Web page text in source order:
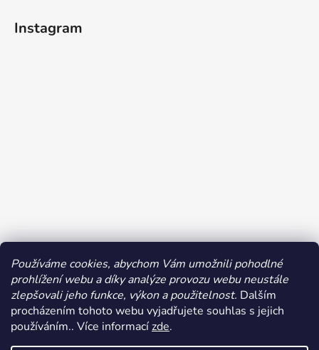
Používáme cookies, abychom Vám umožnili pohodlné
prohlížení webu a díky analýze provozu webu neustále
zlepšovali jeho funkce, výkon a použitelnost. Dalším
procházením tohoto webu vyjadřujete souhlas s jejich
používáním.. Více informacízde.
Instagram
Sledovat na Instagramu